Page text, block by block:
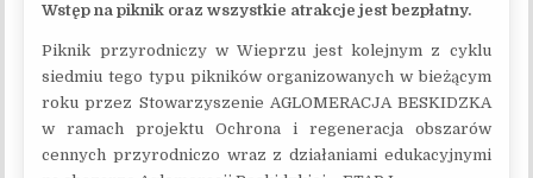
Wstęp na piknik oraz wszystkie atrakcje jest bezpłatny.
Piknik przyrodniczy w Wieprzu jest kolejnym z cyklu
siedmiu tego typu pikników organizowanych w bieżącym
roku przez Stowarzyszenie AGLOMERACJA BESKIDZKA
w ramach projektu Ochrona i regeneracja obszarów
cennych przyrodniczo wraz z działaniami edukacyjnymi